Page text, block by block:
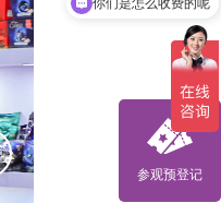
参观预登记
你们是怎么收费的呢